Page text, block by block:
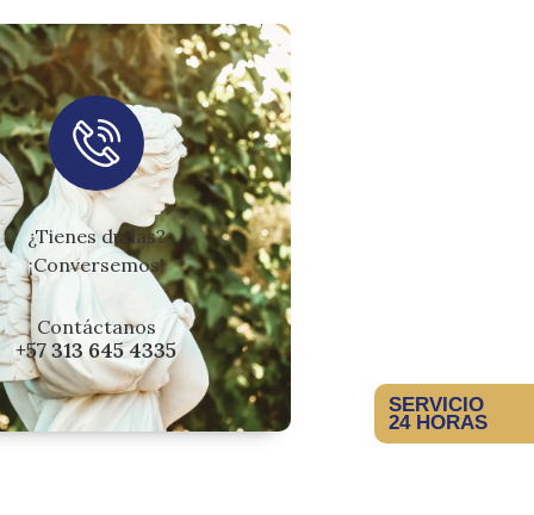
SERVICIO
24 HORAS
¿Tienes dudas?
¡Conversemos!
Contáctanos
+57 313 645 4335